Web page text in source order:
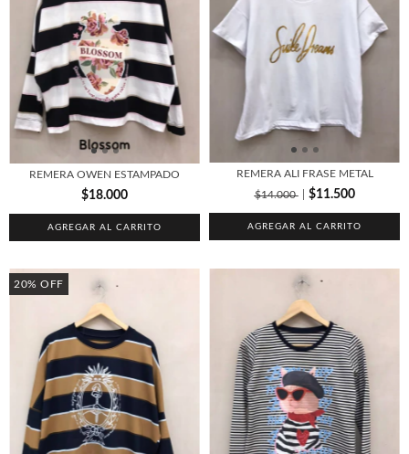
REMERA OWEN ESTAMPADO
$18.000
AGREGAR AL CARRITO
REMERA ALI FRASE METAL
$14.000
$11.500
AGREGAR AL CARRITO
20% OFF